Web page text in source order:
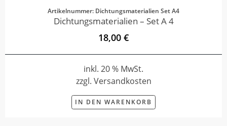
Artikelnummer: Dichtungsmaterialien Set A4
Dichtungsmaterialien – Set A 4
18,00 €
inkl. 20 % MwSt.
zzgl. Versandkosten
IN DEN WARENKORB